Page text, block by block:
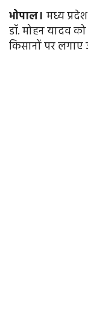
भोपाल। मध्य
डॉ. मोहन यादव
किसानों पर लगाए